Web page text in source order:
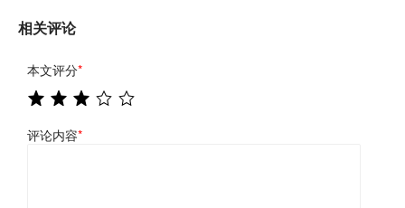
相关评论
本文评分*
评论内容*